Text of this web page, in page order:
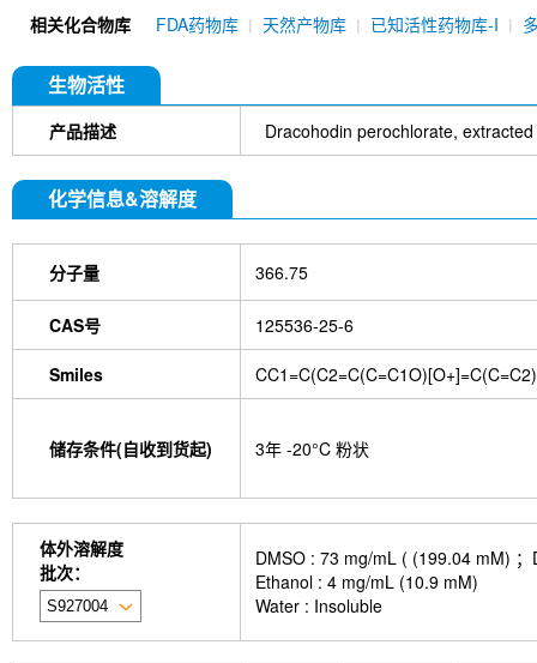
MU)
Rat IgG1 isotype control-InVivo
Farrerol
Chlorogenic Acid
2,2,2-Tribromoethanol
Hydroxytyrosol
D-(+)-Trehalose
Hyaluronic acid (Hyaluronan)
GSK805
Pamrevlumab (anti-CTGF)
Bromhexine HCl
E7820
Sphingosine HQNO
Iodoacetamide
(Rabbit mAb) [B17N21]
Fetuin, Fetal Bovine
Molsidomine
N-Acetylneuraminic acid
Madecassoside
β-
Anethole trithione
Acetylglucosamine
Creatine monohydrate
Itaconic acid Hypromellose
EGCG Octaacetate
BOS-318 IM-54
C381
Antibody (Rabbit mAb) [M19D5]
NK1.1 Antibody [PK136]
PB Mouse NK1.1
hydrochloride
ATP5A1 Rabbit Recombinant
Monocrotaline
Angelic acid Succinic acid
GDF15 Antibody (Rabbit mAb) [G3D13]
相关化合物库 FDA药物库 天然产物库 已知活性药物库-I
生物活性
产品描述 Dracohodin perochlorate,
化学信息&溶解度
分子量 366.75
CAS号 125536-25-6
Smiles
储存条件(自收到货起) 3年 -20°C 粉状
体外溶解度
批次：
DMSO : 73 mg/mL ( (199.04 mM)
Ethanol : 4 mg/mL (10.9 mM)
Water : Insoluble